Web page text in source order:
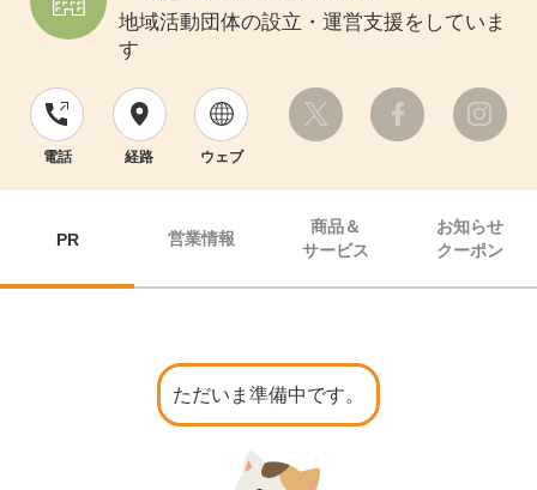
地域活動団体の設立・運営支援をしていま
す
電話 経路 ウェブ
PR 営業情報
商品＆
サービス
お知らせ
クーポン
ただいま準備中です。